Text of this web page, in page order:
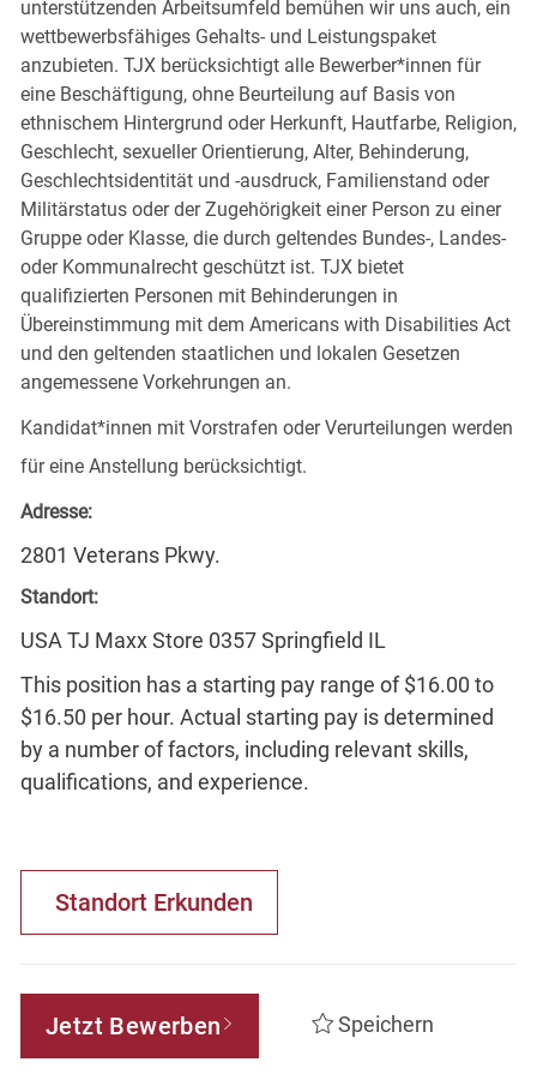
unterstützenden Arbeitsumfeld bemühen wir uns auch, ein
wettbewerbsfähiges Gehalts- und Leistungspaket
anzubieten. TJX berücksichtigt alle Bewerber*innen für
eine Beschäftigung, ohne Beurteilung auf Basis von
ethnischem Hintergrund oder Herkunft, Hautfarbe, Religion,
Geschlecht, sexueller Orientierung, Alter, Behinderung,
Geschlechtsidentität und -ausdruck, Familienstand oder
Militärstatus oder der Zugehörigkeit einer Person zu einer
Gruppe oder Klasse, die durch geltendes Bundes-, Landes-
oder Kommunalrecht geschützt ist. TJX bietet
qualifizierten Personen mit Behinderungen in
Übereinstimmung mit dem Americans with Disabilities Act
und den geltenden staatlichen und lokalen Gesetzen
angemessene Vorkehrungen an.
Kandidat*innen mit Vorstrafen oder Verurteilungen werden
für eine Anstellung berücksichtigt.
Adresse:
2801 Veterans Pkwy.
Standort:
USA TJ Maxx Store 0357 Springfield IL
This position has a starting pay range of $16.00 to
$16.50 per hour. Actual starting pay is determined
by a number of factors, including relevant skills,
qualifications, and experience.
Standort Erkunden
Jetzt Bewerben Speichern